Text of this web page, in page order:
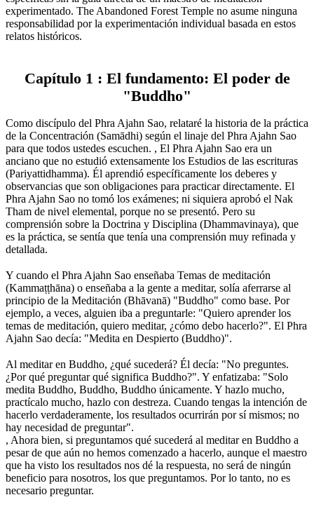
experimentado. The Abandoned Forest Temple no asume ninguna
responsabilidad por la experimentación individual basada en estos
relatos históricos.
Capítulo 1 : El fundamento: El poder de
"Buddho"
Como discípulo del Phra Ajahn Sao, relataré la historia de la práctica
de la Concentración (Samādhi) según el linaje del Phra Ajahn Sao
para que todos ustedes escuchen. , El Phra Ajahn Sao era un
anciano que no estudió extensamente los Estudios de las escrituras
(Pariyattidhamma). Él aprendió específicamente los deberes y
observancias que son obligaciones para practicar directamente. El
Phra Ajahn Sao no tomó los exámenes; ni siquiera aprobó el Nak
Tham de nivel elemental, porque no se presentó. Pero su
comprensión sobre la Doctrina y Disciplina (Dhammavinaya), que
es la práctica, se sentía que tenía una comprensión muy refinada y
detallada.
Y cuando el Phra Ajahn Sao enseñaba Temas de meditación
(Kammaṭṭhāna) o enseñaba a la gente a meditar, solía aferrarse al
principio de la Meditación (Bhāvanā) "Buddho" como base. Por
ejemplo, a veces, alguien iba a preguntarle: "Quiero aprender los
temas de meditación, quiero meditar, ¿cómo debo hacerlo?". El Phra
Ajahn Sao decía: "Medita en Despierto (Buddho)".
Al meditar en Buddho, ¿qué sucederá? Él decía: "No preguntes.
¿Por qué preguntar qué significa Buddho?". Y enfatizaba: "Solo
medita Buddho, Buddho, Buddho únicamente. Y hazlo mucho,
practícalo mucho, hazlo con destreza. Cuando tengas la intención de
hacerlo verdaderamente, los resultados ocurrirán por sí mismos; no
hay necesidad de preguntar".
, Ahora bien, si preguntamos qué sucederá al meditar en Buddho a
pesar de que aún no hemos comenzado a hacerlo, aunque el maestro
que ha visto los resultados nos dé la respuesta, no será de ningún
beneficio para nosotros, los que preguntamos. Por lo tanto, no es
necesario preguntar.